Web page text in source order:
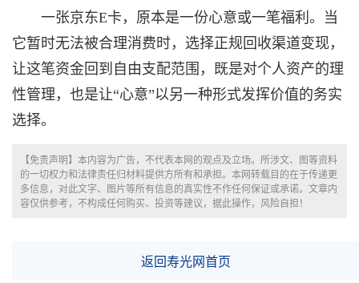
一张京东E卡，原本是一份心意或一笔福利。当
它暂时无法被合理消费时，选择正规回收渠道变现，
让这笔资金回到自由支配范围，既是对个人资产的理
性管理，也是让“心意”以另一种形式发挥价值的务实
选择。
【免责声明】本内容为广告，不代表本网的观点及立场。所涉文、图等资料
的一切权力和法律责任归材料提供方所有和承担。本网转载目的在于传递更
多信息，对此文字、图片等所有信息的真实性不作任何保证或承诺。文章内
容仅供参考，不构成任何购买、投资等建议，据此操作，风险自担！
返回寿光网首页